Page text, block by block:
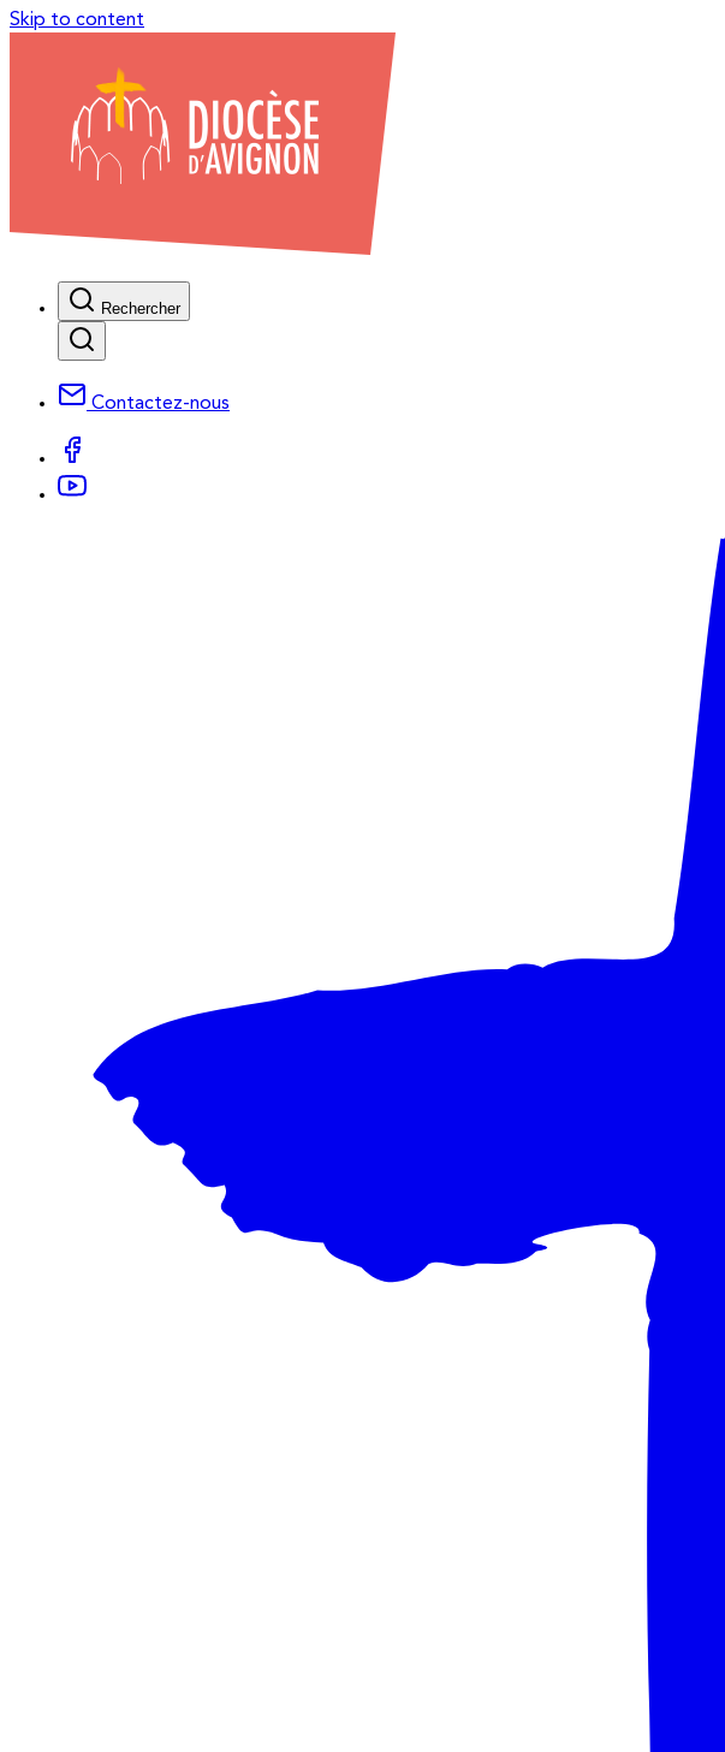
Skip to content
Rechercher
Contactez-nous